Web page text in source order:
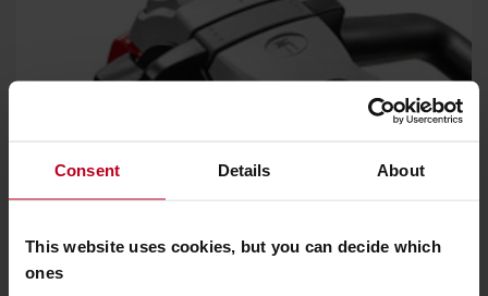
Consent Details About
This website uses cookies, but you can decide which
ones
Click-2-Creep Rangierfunktion